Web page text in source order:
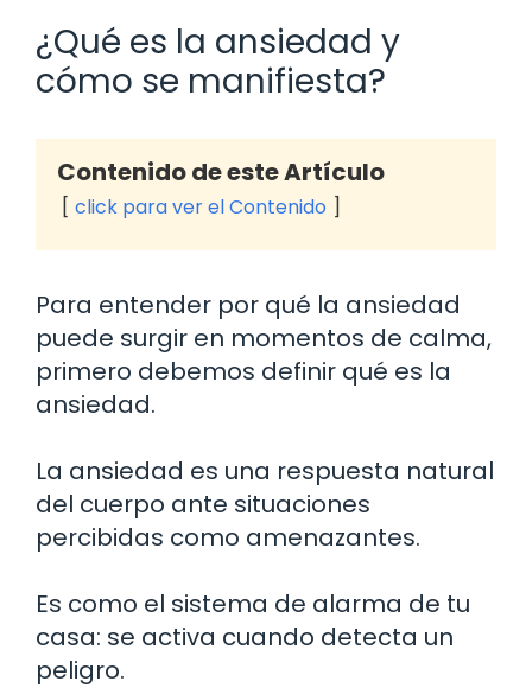
¿Qué es la ansiedad y
cómo se manifiesta?
Contenido de este Artículo
click para ver el Contenido
Para entender por qué la ansiedad
puede surgir en momentos de calma,
primero debemos definir qué es la
ansiedad.
La ansiedad es una respuesta natural
del cuerpo ante situaciones
percibidas como amenazantes.
Es como el sistema de alarma de tu
casa: se activa cuando detecta un
peligro.